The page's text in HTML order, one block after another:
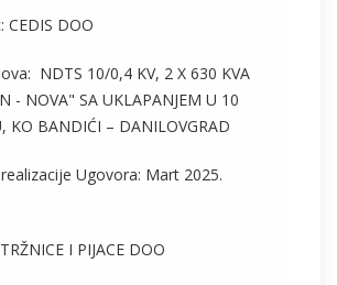
CEDIS DOO
NDTS 10/0,4 KV, 2 X 630 KVA
- NOVA" SA UKLAPANJEM U 10
KO BANDIĆI – DANILOVGRAD
Ugovora: Mart 2025.
I PIJACE DOO